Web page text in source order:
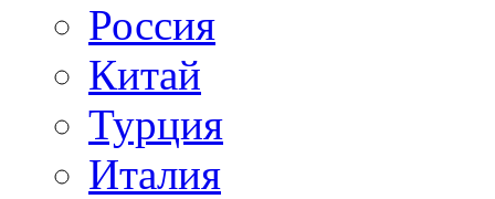
Россия
Китай
Турция
Италия